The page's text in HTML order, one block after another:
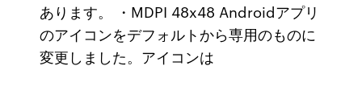
あります。 ・MDPI 48x48 Androidアプリ
のアイコンをデフォルトから専用のものに
変更しました。アイコンは